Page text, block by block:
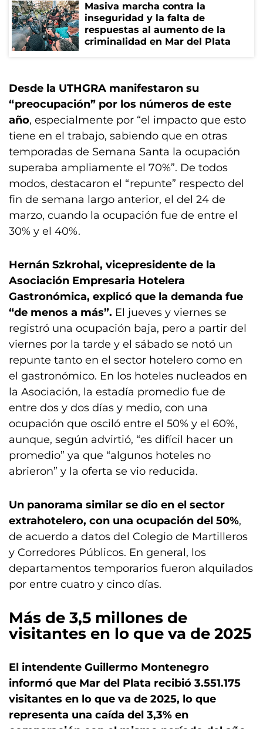
Masiva marcha contra la
inseguridad y la falta de
respuestas al aumento de la
criminalidad en Mar del Plata
Desde la UTHGRA manifestaron su
“preocupación” por los números de este
año, especialmente por “el impacto que esto
tiene en el trabajo, sabiendo que en otras
temporadas de Semana Santa la ocupación
superaba ampliamente el 70%”. De todos
modos, destacaron el “repunte” respecto del
fin de semana largo anterior, el del 24 de
marzo, cuando la ocupación fue de entre el
30% y el 40%.
Hernán Szkrohal, vicepresidente de la
Asociación Empresaria Hotelera
Gastronómica, explicó que la demanda fue
“de menos a más”. El jueves y viernes se
registró una ocupación baja, pero a partir del
viernes por la tarde y el sábado se notó un
repunte tanto en el sector hotelero como en
el gastronómico. En los hoteles nucleados en
la Asociación, la estadía promedio fue de
entre dos y dos días y medio, con una
ocupación que osciló entre el 50% y el 60%,
aunque, según advirtió, “es difícil hacer un
promedio” ya que “algunos hoteles no
abrieron” y la oferta se vio reducida.
Un panorama similar se dio en el sector
extrahotelero, con una ocupación del 50%,
de acuerdo a datos del Colegio de Martilleros
y Corredores Públicos. En general, los
departamentos temporarios fueron alquilados
por entre cuatro y cinco días.
Más de 3,5 millones de
visitantes en lo que va de 2025
El intendente Guillermo Montenegro
informó que Mar del Plata recibió 3.551.175
visitantes en lo que va de 2025, lo que
representa una caída del 3,3% en